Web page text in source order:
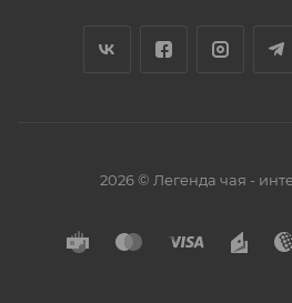
2026 © Легенда чая -